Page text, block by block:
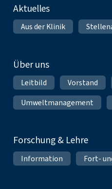
Fußnavigation
Aktuelles
Aus der Klinik
Über uns
Leitbild Vorstand
Umweltmanagement
Forschung & Lehre
Information Fort-